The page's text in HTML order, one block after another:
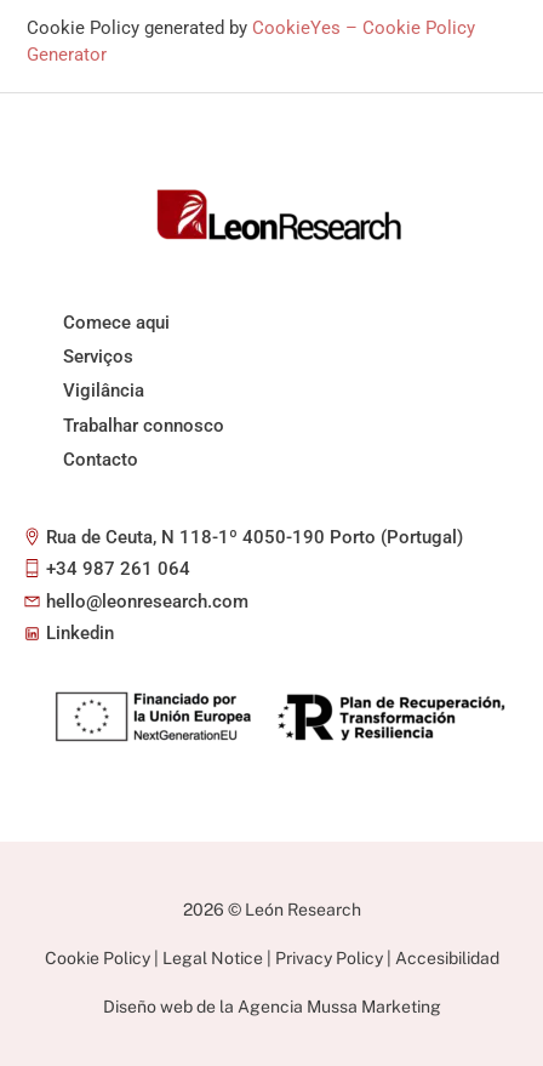
Cookie Policy generated by CookieYes – Cookie Policy
Generator
Comece aqui
Serviços
Vigilância
Trabalhar connosco
Contacto
Rua de Ceuta, N 118-1º 4050-190 Porto (Portugal)
+34 987 261 064
hello@leonresearch.com
Linkedin
2026 © León Research
Cookie Policy| Legal Notice| Privacy Policy| Accesibilidad
Diseño web de la Agencia Mussa Marketing